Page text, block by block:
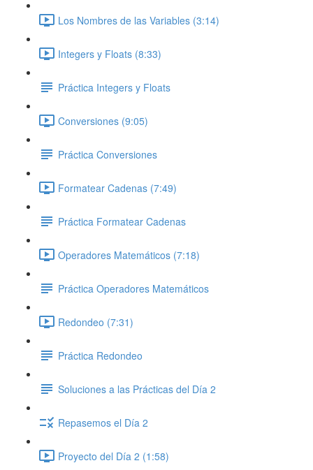
Los Nombres de las Variables (3:14)
Integers y Floats (8:33)
Práctica Integers y Floats
Conversiones (9:05)
Práctica Conversiones
Formatear Cadenas (7:49)
Práctica Formatear Cadenas
Operadores Matemáticos (7:18)
Práctica Operadores Matemáticos
Redondeo (7:31)
Práctica Redondeo
Soluciones a las Prácticas del Día 2
Repasemos el Día 2
Proyecto del Día 2 (1:58)